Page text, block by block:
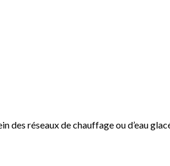
des réseaux de chauffage ou d’eau